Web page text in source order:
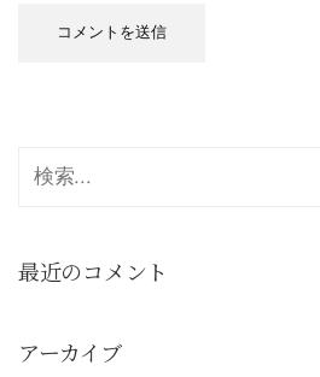
最近のコメント
アーカイブ